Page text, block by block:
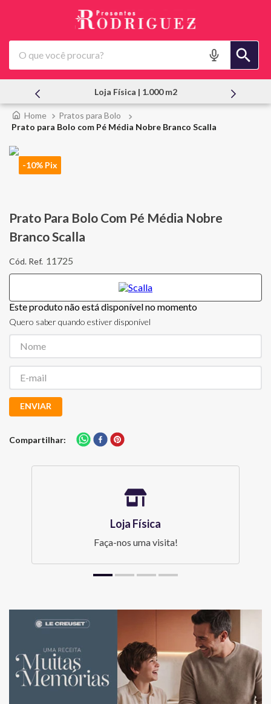
O que você procura?
Loja Física | 1.000 m2
Pratos para Bolo
Prato para Bolo com Pé Média Nobre Branco Scalla
-10% Pix
Prato Para Bolo Com Pé Média Nobre
Branco Scalla
11725
Este produto não está disponível no momento
Quero saber quando estiver disponível
ENVIAR
Compartilhar
Loja Física
Faça-nos uma visita!